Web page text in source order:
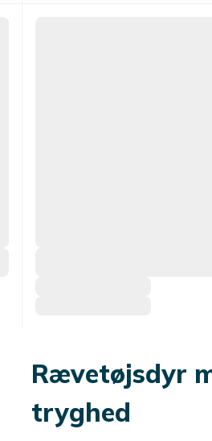
Rævetøjsdyr
tryghed